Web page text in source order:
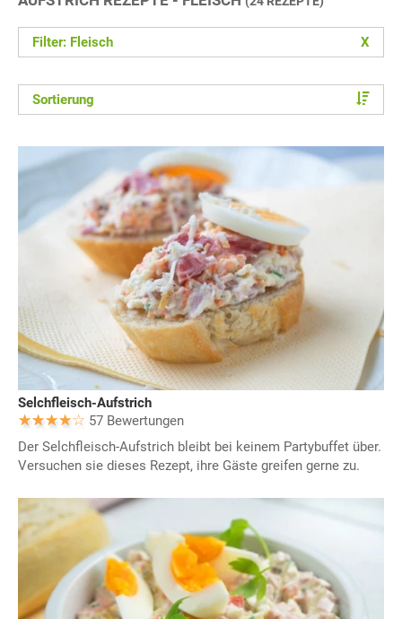
Filter: Fleisch X
Sortierung
Selchfleisch-Aufstrich
57 Bewertungen
Der Selchfleisch-Aufstrich bleibt bei keinem Partybuffet über.
Versuchen sie dieses Rezept, ihre Gäste greifen gerne zu.